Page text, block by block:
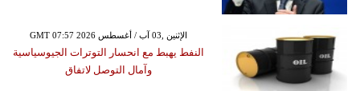
GMT 07:57 2026 الإثنين ,03 آب / أغسطس
النفط يهبط مع انحسار التوترات الجيوسياسية
وآمال التوصل لاتفاق